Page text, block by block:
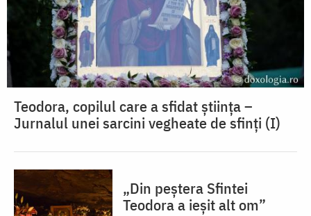
Teodora, copilul care a sfidat știința –
Jurnalul unei sarcini vegheate de sfinți (I)
„Din peștera Sfintei
Teodora a ieșit alt om”